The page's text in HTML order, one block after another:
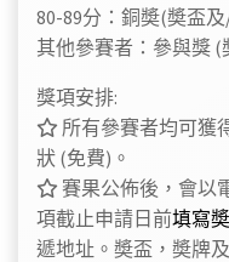
80-89分：銅奬(奬盃
其他參賽者：參與獎 (
獎項安排:
所有參賽者均可獲
狀 (免費)。
賽果公佈後，會以
項截止申請日前填寫
遞地址。 奬盃，奬牌